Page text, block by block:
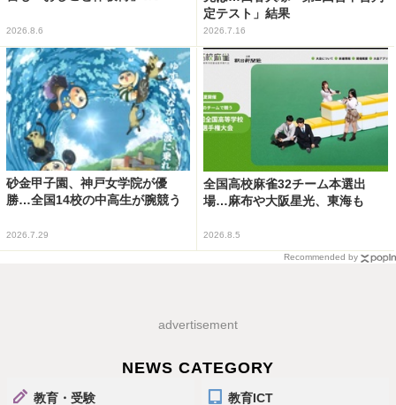
2026.8.6
定テスト」結果
2026.7.16
砂金甲子園、神戸女学院が優
勝…全国14校の中高生が腕競う
2026.7.29
全国高校麻雀32チーム本選出
場…麻布や大阪星光、東海も
2026.8.5
Recommended by
advertisement
NEWS CATEGORY
教育・受験 教育ICT